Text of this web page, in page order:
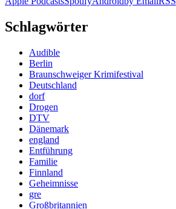
Schlagwörter
Audible
Berlin
Braunschweiger Krimifestival
Deutschland
dorf
Drogen
DTV
Dänemark
england
Entführung
Familie
Finnland
Geheimnisse
gre
Großbritannien